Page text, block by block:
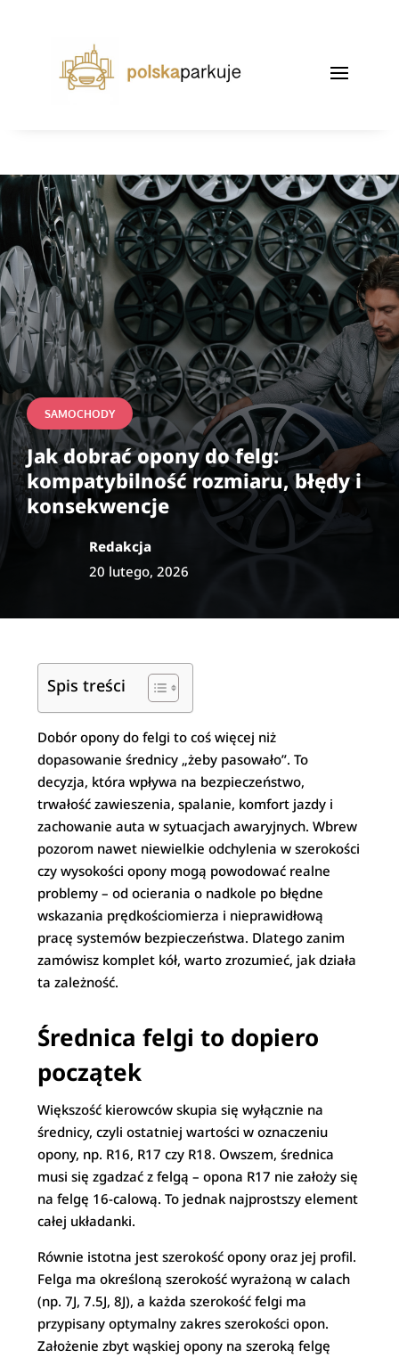
SAMOCHODY
Jak dobrać opony do felg:
kompatybilność rozmiaru, błędy i
konsekwencje
Redakcja
20 lutego, 2026
Spis treści
Dobór opony do felgi to coś więcej niż
dopasowanie średnicy „żeby pasowało”. To
decyzja, która wpływa na bezpieczeństwo,
trwałość zawieszenia, spalanie, komfort jazdy i
zachowanie auta w sytuacjach awaryjnych. Wbrew
pozorom nawet niewielkie odchylenia w szerokości
czy wysokości opony mogą powodować realne
problemy – od ocierania o nadkole po błędne
wskazania prędkościomierza i nieprawidłową
pracę systemów bezpieczeństwa. Dlatego zanim
zamówisz komplet kół, warto zrozumieć, jak działa
ta zależność.
Średnica felgi to dopiero
początek
Większość kierowców skupia się wyłącznie na
średnicy, czyli ostatniej wartości w oznaczeniu
opony, np. R16, R17 czy R18. Owszem, średnica
musi się zgadzać z felgą – opona R17 nie założy się
na felgę 16-calową. To jednak najprostszy element
całej układanki.
Równie istotna jest szerokość opony oraz jej profil.
Felga ma określoną szerokość wyrażoną w calach
(np. 7J, 7.5J, 8J), a każda szerokość felgi ma
przypisany optymalny zakres szerokości opon.
Założenie zbyt wąskiej opony na szeroką felgę